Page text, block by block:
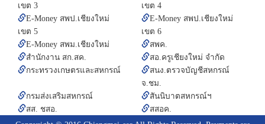
เขต 3
เขต 4
E-Money สพป.เชียงใหม่
เขต 5
E-Money สพป.เชียงใหม่
เขต 6
E-Money สพม.เชียงใหม่
สพค.
สำนักงาน สก.สค.
สอ.ครูเชียงใหม่ จำกัด
กระทรวงเกษตรและสหกรณ์
สนง.ตรวจบัญชีสหกรณ์
จ.ชม.
กรมส่งเสริมสหกรณ์
สันนิบาตสหกรณ์ฯ
สส. ชสอ.
สสอค.